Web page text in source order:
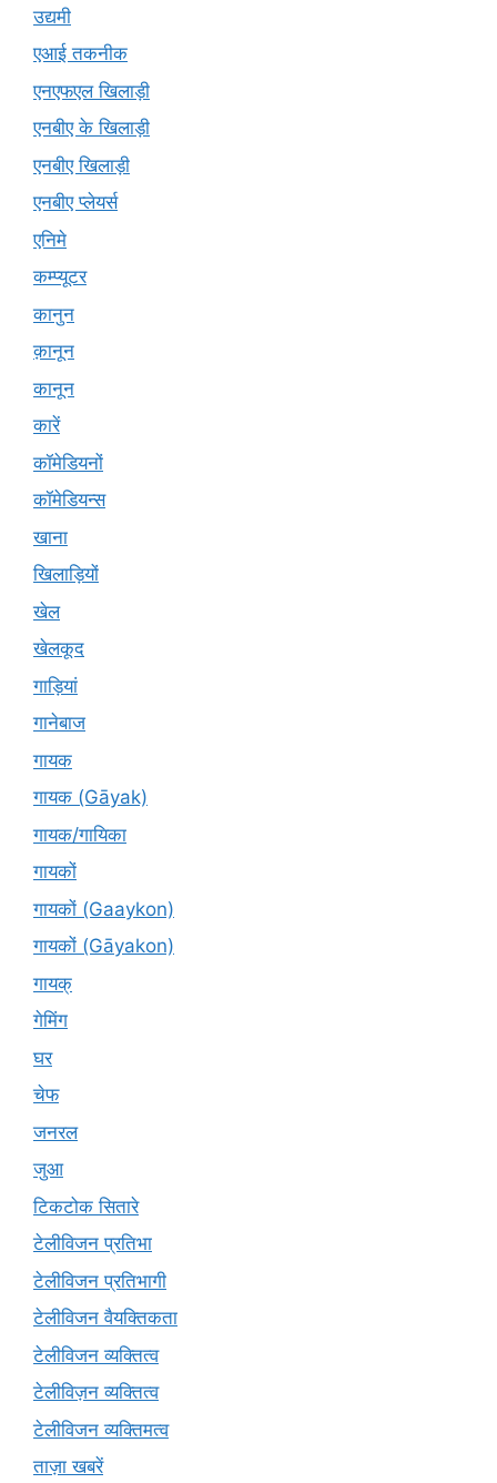
उद्यमी
एआई तकनीक
एनएफएल खिलाड़ी
एनबीए के खिलाड़ी
एनबीए खिलाड़ी
एनबीए प्लेयर्स
एनिमे
कम्प्यूटर
कानुन
क़ानून
कानून
कारें
कॉमेडियनों
कॉमेडियन्स
खाना
खिलाड़ियों
खेल
खेलकूद
गाड़ियां
गानेबाज
गायक
गायक (Gāyak)
गायक/गायिका
गायकों
गायकों (Gaaykon)
गायकों (Gāyakon)
गायक्
गेमिंग
घर
चेफ
जनरल
जुआ
टिकटोक सितारे
टेलीविजन प्रतिभा
टेलीविजन प्रतिभागी
टेलीविजन वैयक्तिकता
टेलीविजन व्यक्तित्व
टेलीविज़न व्यक्तित्व
टेलीविजन व्यक्तिमत्व
ताज़ा खबरें